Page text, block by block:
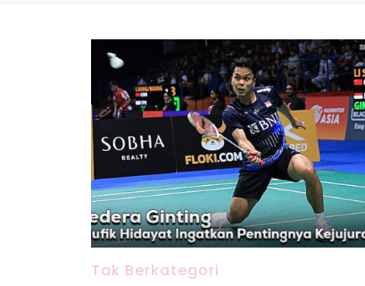
Tak Berkategori